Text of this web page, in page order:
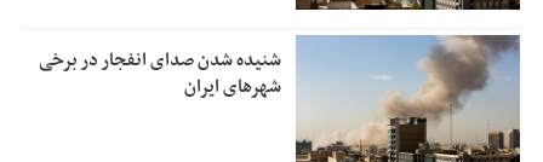
شنیده شدن صدای انفجار در برخی
شهرهای ایران